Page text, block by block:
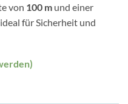
von 100 m und einer
für Sicherheit und